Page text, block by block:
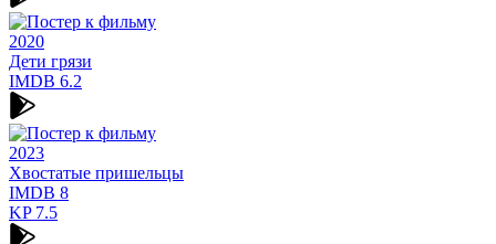
2020
Дети грязи
IMDB 6.2
2023
Хвостатые пришельцы
IMDB 8
KP7.5